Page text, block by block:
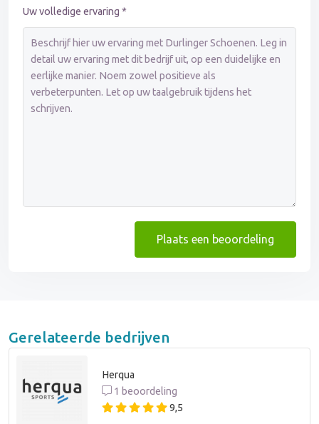
Uw volledige ervaring *
Plaats een beoordeling
Gerelateerde bedrijven
Herqua
1 beoordeling
9,5